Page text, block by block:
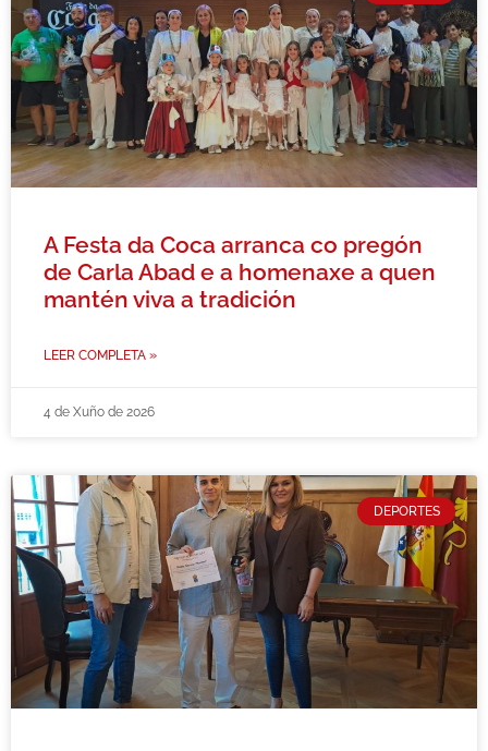
A Festa da Coca arranca co pregón
de Carla Abad e a homenaxe a quen
mantén viva a tradición
LEER COMPLETA »
4 de Xuño de 2026
DEPORTES